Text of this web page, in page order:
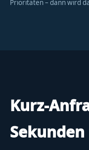
Prioritäten – dann wird
Kurz-
Sekunden